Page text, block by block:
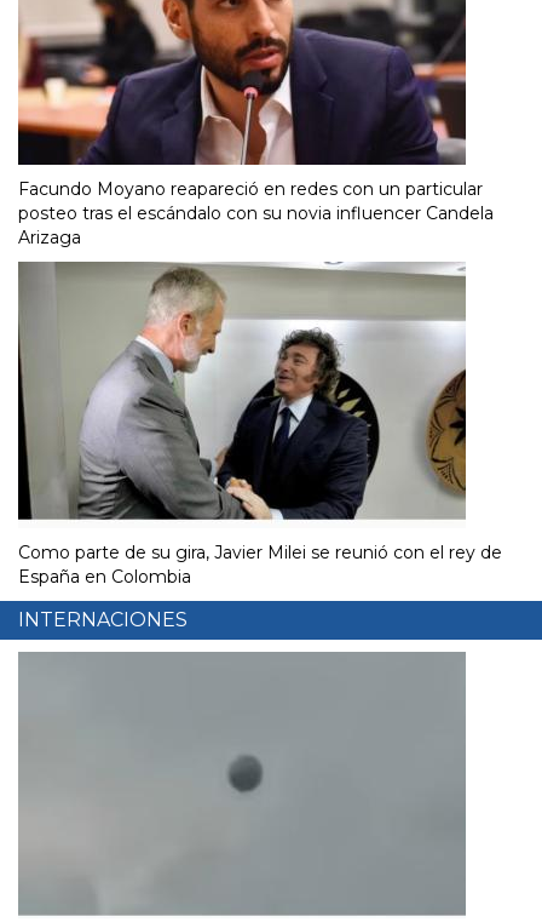
Facundo Moyano reapareció en redes con un particular
posteo tras el escándalo con su novia influencer Candela
Arizaga
Como parte de su gira, Javier Milei se reunió con el rey de
España en Colombia
INTERNACIONES